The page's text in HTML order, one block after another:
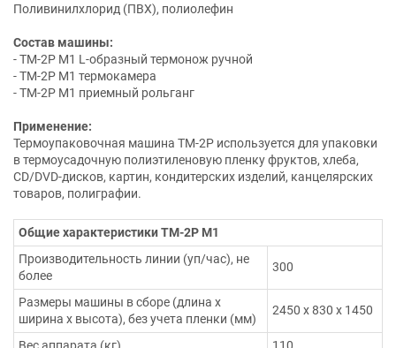
Поливинилхлорид (ПВХ), полиолефин
Состав машины:
- ТМ-2Р М1 L-образный термонож ручной
- ТМ-2Р М1 термокамера
- ТМ-2Р М1 приемный рольганг
Применение:
Термоупаковочная машина ТМ-2Р используется для упаковки
в термоусадочную полиэтиленовую пленку фруктов, хлеба,
CD/DVD-дисков, картин, кондитерских изделий, канцелярских
товаров, полиграфии.
Общие характеристики ТМ-2Р М1
Производительность линии (уп/час), не
более
300
Размеры машины в сборе (длина х
ширина х высота), без учета пленки (мм)
2450 х 830 х 1450
Вес аппарата (кг) 110